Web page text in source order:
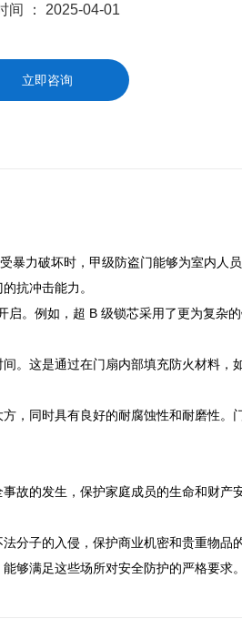
间 ： 2025-04-01
立即咨询
力破坏时，甲级防盗门能够为室内人
抗冲击能力。
。例如，超 B 级锁芯采用了更为复杂
。这是通过在门扇内部填充防火材料
，同时具有良好的耐腐蚀性和耐磨性
故的发生，保护家庭成员的生命和财
分子的入侵，保护商业机密和贵重物品的
够满足这些场所对安全防护的严格要求。